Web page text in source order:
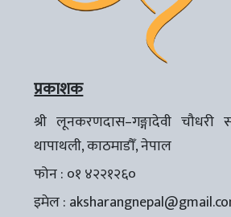
प्रकाशक
श्री लूनकरणदास–गङ्गादेवी चौधरी
थापाथली, काठमाडौँ, नेपाल
फोन : ०१ ४२२१२६०
इमेल :